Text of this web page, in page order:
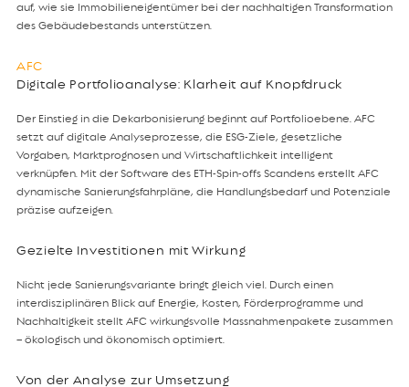
auf, wie sie Immobilieneigentümer bei der nachhaltigen Transformation
des Gebäudebestands unterstützen.
AFC
Digitale Portfolioanalyse: Klarheit auf Knopfdruck
Der Einstieg in die Dekarbonisierung beginnt auf Portfolioebene. AFC
setzt auf digitale Analyseprozesse, die ESG-Ziele, gesetzliche
Vorgaben, Marktprognosen und Wirtschaftlichkeit intelligent
verknüpfen. Mit der Software des ETH-Spin-offs Scandens erstellt AFC
dynamische Sanierungsfahrpläne, die Handlungsbedarf und Potenziale
präzise aufzeigen.
Gezielte Investitionen mit Wirkung
Nicht jede Sanierungsvariante bringt gleich viel. Durch einen
interdisziplinären Blick auf Energie, Kosten, Förderprogramme und
Nachhaltigkeit stellt AFC wirkungsvolle Massnahmenpakete zusammen
– ökologisch und ökonomisch optimiert.
Von der Analyse zur Umsetzung